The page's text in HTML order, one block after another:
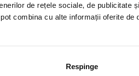
de rețele sociale, de publicitate
combina cu alte informații oferite
Respinge